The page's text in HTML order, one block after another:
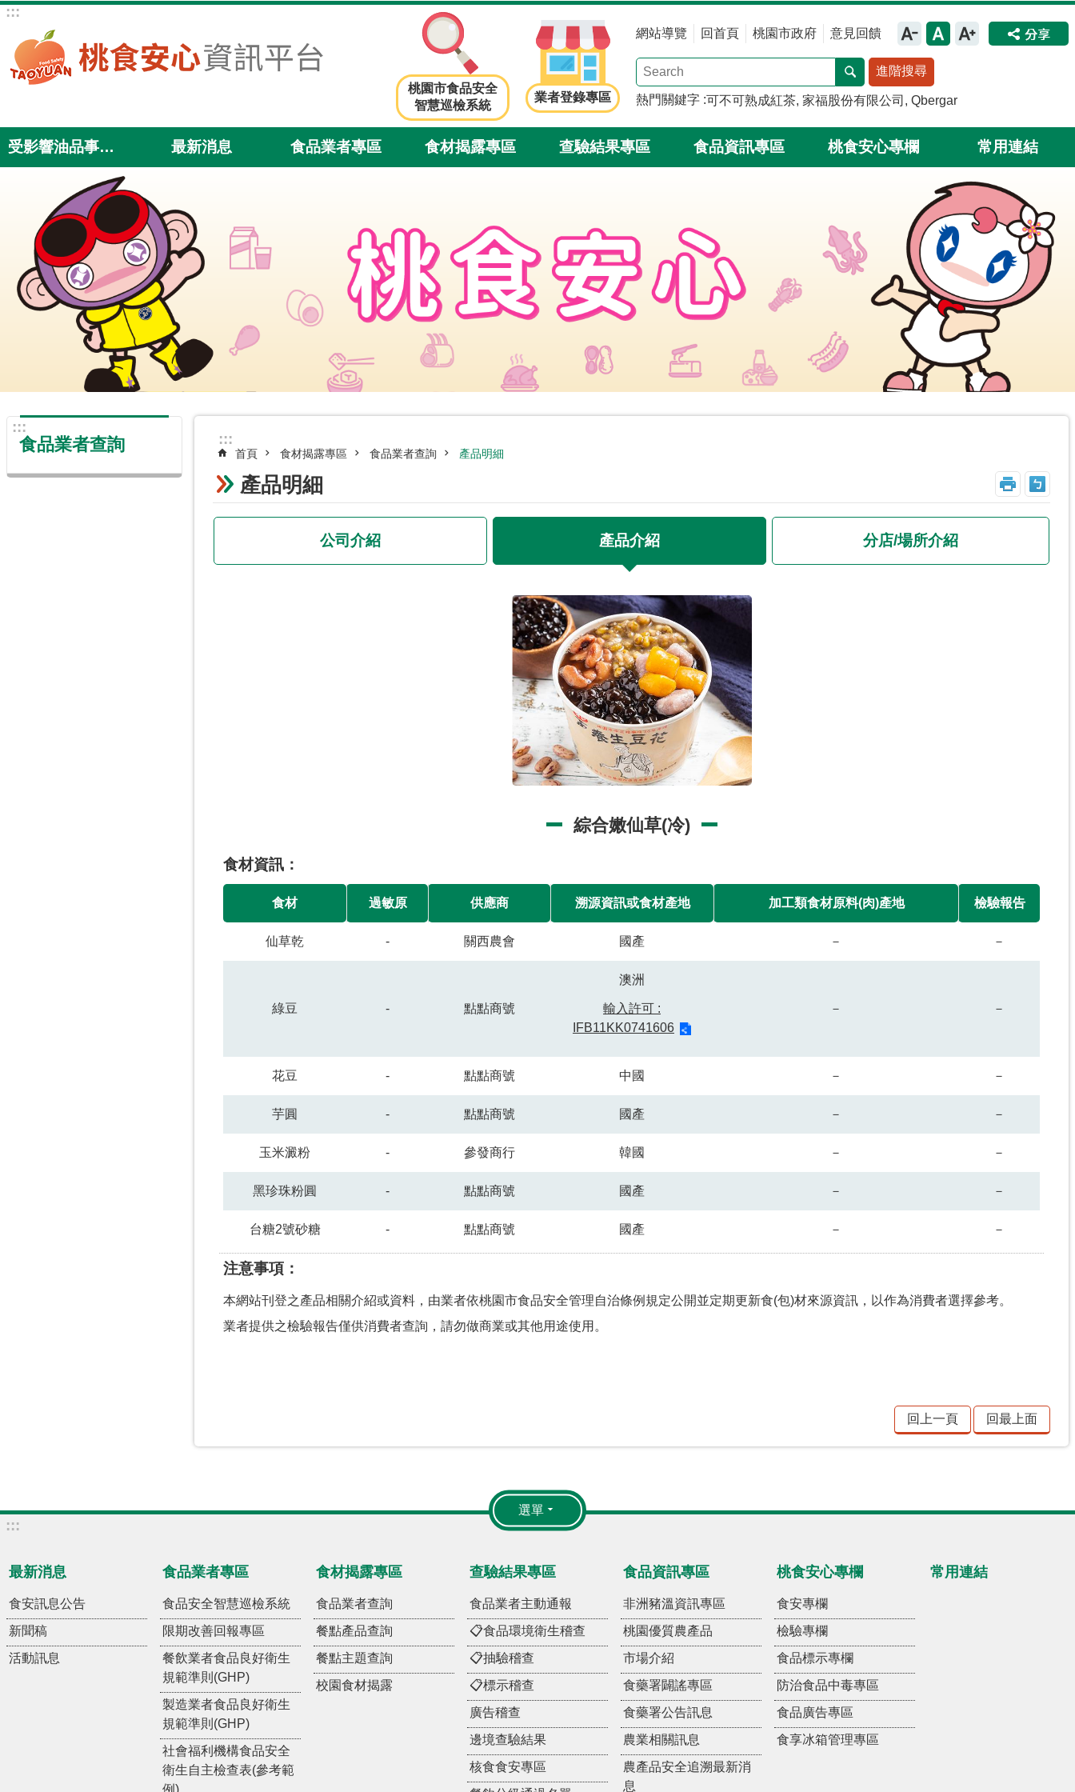
跳到主要內容區塊
:::
桃園市食品安全
智慧巡檢系統
業者登錄專區
網站導覽 回首頁 桃園市政府 意見回饋
進階搜尋
熱門關鍵字 可不可熟成紅茶 家福股份有限公司 Qbergar
受影響油品事件專區 最新消息 食品業者專區 食材揭露專區 查驗結果專區 食品資訊專區 桃食安心專欄 常用連結
:::
食品業者查詢 :::
首頁 食材揭露專區 食品業者查詢 產品明細
產品明細 _
公司介紹 產品介紹 分店/場所介紹
綜合嫩仙草(冷)
食材資訊
食材 過敏原 供應商 溯源資訊或食材產地 加工類食材原料(肉)產地 檢驗報告
仙草乾 - 關西農會 國產 － －
綠豆 - 點點商號
澳洲
輸入許可 :
IFB11KK0741606
－ －
花豆 - 點點商號 中國 － －
芋圓 - 點點商號 國產 － －
玉米澱粉 - 參發商行 韓國 － －
黑珍珠粉圓 - 點點商號 國產 － －
台糖2號砂糖 - 點點商號 國產 － －
注意事項
本網站刊登之產品相關介紹或資料，由業者依桃園市食品安全管理自治條例規定公開並定期更新食(包)材來源資訊，以作為消費者選擇參考。
業者提供之檢驗報告僅供消費者查詢，請勿做商業或其他用途使用。
回上一頁 回最上面
選單
:::
最新消息
食安訊息公告
新聞稿
活動訊息
食品業者專區
食品安全智慧巡檢系統
限期改善回報專區
餐飲業者食品良好衛生
規範準則(GHP)
製造業者食品良好衛生
規範準則(GHP)
社會福利機構食品安全
衛生自主檢查表(參考範
食材揭露專區
食品業者查詢
餐點產品查詢
餐點主題查詢
校園食材揭露
查驗結果專區
食品業者主動通報
📋食品環境衛生稽查
📋抽驗稽查
📋標示稽查
廣告稽查
邊境查驗結果
核食食安專區
食品資訊專區
非洲豬溫資訊專區
桃園優質農產品
市場介紹
食藥署闢謠專區
食藥署公告訊息
農業相關訊息
農產品安全追溯最新消
息
桃食安心專欄
食安專欄
檢驗專欄
食品標示專欄
防治食品中毒專區
食品廣告專區
食享冰箱管理專區
常用連結